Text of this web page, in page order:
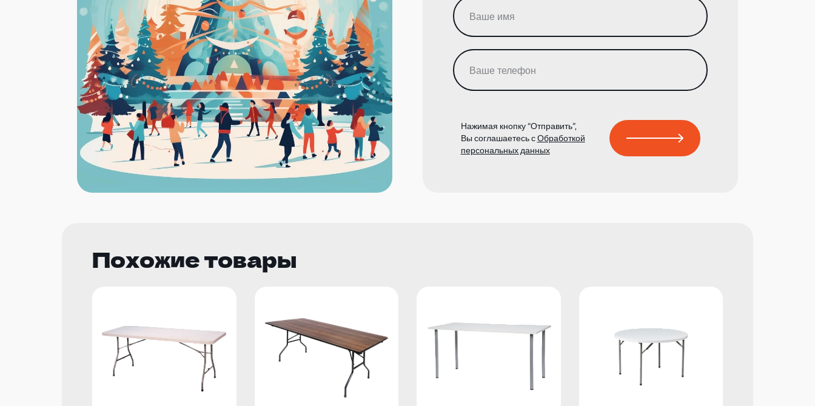
Нажимая кнопку “Отправить”,
Вы соглашаетесь сОбработкой
персональных данных
Похожие товары